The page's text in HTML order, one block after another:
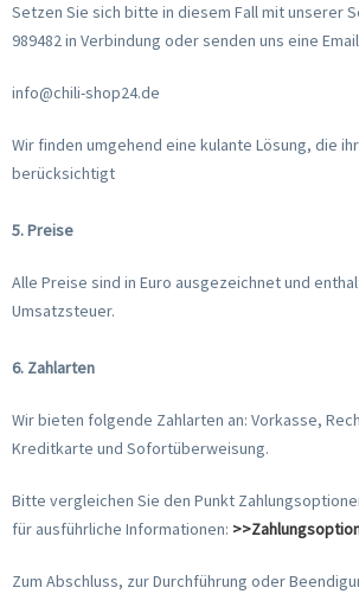
Setzen Sie sich bitte in diesem Fall mit unserer
989482 in Verbindung oder senden uns eine
info@chili-shop24.de
Wir finden umgehend eine kulante Lösung, die
berücksichtigt
5. Preise
Alle Preise sind in Euro ausgezeichnet und
Umsatzsteuer.
6. Zahlarten
Wir bieten folgende Zahlarten an: Vorkasse,
Kreditkarte und Sofortüberweisung.
Bitte vergleichen Sie den Punkt
für ausführliche Informationen:
Zum Abschluss, zur Durchführung oder